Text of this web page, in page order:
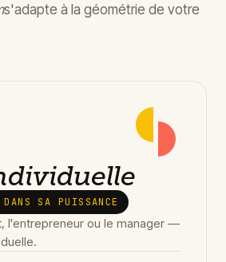
s'adapte à la géométrie de votre
SA PUISSANCE
l'entrepreneur ou le manager —